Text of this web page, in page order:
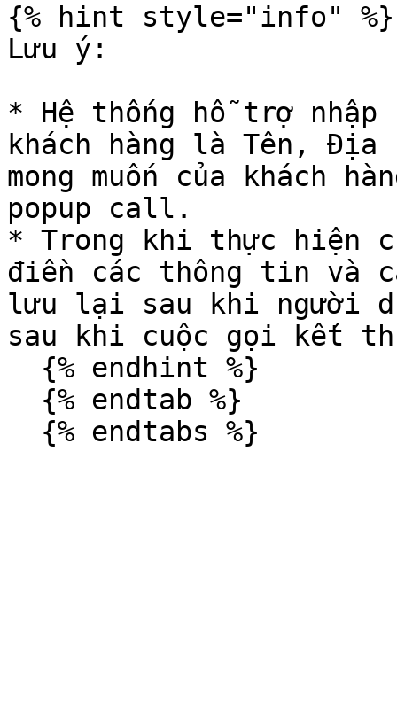
{% hint style="info" %}
Lưu ý:
* Hệ thống hỗ trợ
khách hàng là Tên,
mong muốn của khách
popup call.
* Trong khi thực hiện
điền các thông tin và
lưu lại sau khi người
sau khi cuộc gọi kết